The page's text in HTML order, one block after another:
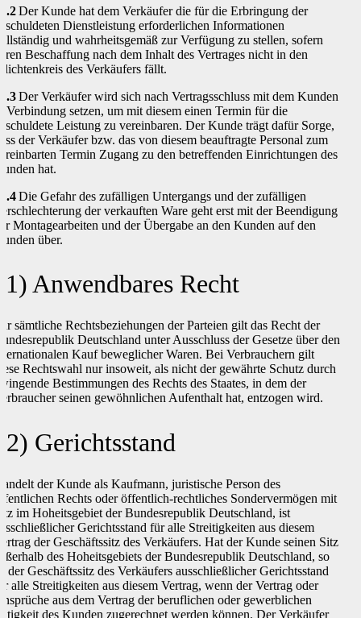
Der Kunde hat dem Verkäufer die für die Erbringung der
Dienstleistung erforderlichen Informationen
und wahrheitsgemäß zur Verfügung zu stellen, sofern
Beschaffung nach dem Inhalt des Vertrages nicht in den
des Verkäufers fällt.
Der Verkäufer wird sich nach Vertragsschluss mit dem Kunden
Verbindung setzen, um mit diesem einen Termin für die
Leistung zu vereinbaren. Der Kunde trägt dafür Sorge,
der Verkäufer bzw. das von diesem beauftragte Personal zum
Termin Zugang zu den betreffenden Einrichtungen des
hat.
Die Gefahr des zufälligen Untergangs und der zufälligen
der verkauften Ware geht erst mit der Beendigung
Montagearbeiten und der Übergabe an den Kunden auf den
über.
Anwendbares Recht
sämtliche Rechtsbeziehungen der Parteien gilt das Recht der
Deutschland unter Ausschluss der Gesetze über den
Kauf beweglicher Waren. Bei Verbrauchern gilt
Rechtswahl nur insoweit, als nicht der gewährte Schutz durch
Bestimmungen des Rechts des Staates, in dem der
seinen gewöhnlichen Aufenthalt hat, entzogen wird.
Gerichtsstand
der Kunde als Kaufmann, juristische Person des
Rechts oder öffentlich-rechtliches Sondervermögen mit
im Hoheitsgebiet der Bundesrepublik Deutschland, ist
Gerichtsstand für alle Streitigkeiten aus diesem
der Geschäftssitz des Verkäufers. Hat der Kunde seinen Sitz
des Hoheitsgebiets der Bundesrepublik Deutschland, so
der Geschäftssitz des Verkäufers ausschließlicher Gerichtsstand
alle Streitigkeiten aus diesem Vertrag, wenn der Vertrag oder
aus dem Vertrag der beruflichen oder gewerblichen
des Kunden zugerechnet werden können. Der Verkäufer